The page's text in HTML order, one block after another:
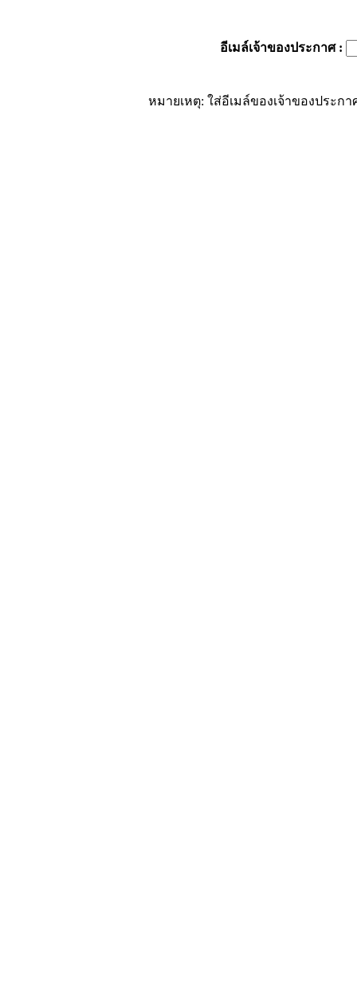
อีเมล์เจ้าของประกาศ:
หมายเหตุ: ใส่อีเมล์ของเจ้าของประก